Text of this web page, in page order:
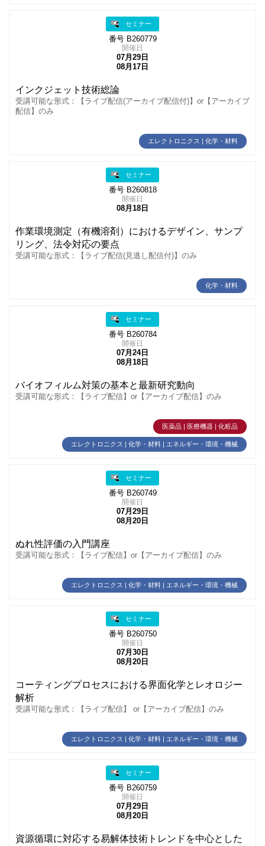
セミナー
番号 B260779
開催日
07月29日
08月17日
インクジェット技術総論
受講可能な形式：【ライブ配信(アーカイブ配信付)】or【アーカイブ
配信】のみ
エレクトロニクス | 化学・材料
セミナー
番号 B260818
開催日
08月18日
作業環境測定（有機溶剤）におけるデザイン、サンプ
リング、法令対応の要点
受講可能な形式：【ライブ配信(見逃し配信付)】のみ
化学・材料
セミナー
番号 B260784
開催日
07月24日
08月18日
バイオフィルム対策の基本と最新研究動向
受講可能な形式：【ライブ配信】or【アーカイブ配信】のみ
医薬品 | 医療機器 | 化粧品
エレクトロニクス | 化学・材料 | エネルギー・環境・機械
セミナー
番号 B260749
開催日
07月29日
08月20日
ぬれ性評価の入門講座
受講可能な形式：【ライブ配信】or【アーカイブ配信】のみ
エレクトロニクス | 化学・材料 | エネルギー・環境・機械
セミナー
番号 B260750
開催日
07月30日
08月20日
コーティングプロセスにおける界面化学とレオロジー
解析
受講可能な形式：【ライブ配信】 or【アーカイブ配信】のみ
エレクトロニクス | 化学・材料 | エネルギー・環境・機械
セミナー
番号 B260759
開催日
07月29日
08月20日
資源循環に対応する易解体技術トレンドを中心とした